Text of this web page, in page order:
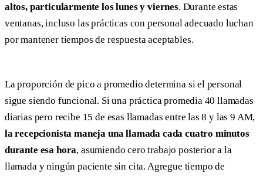
altos, particularmente los lunes y viernes. Durante estas
ventanas, incluso las prácticas con personal adecuado luchan
por mantener tiempos de respuesta aceptables.
La proporción de pico a promedio determina si el personal
sigue siendo funcional. Si una práctica promedia 40 llamadas
diarias pero recibe 15 de esas llamadas entre las 8 y las 9 AM,
la recepcionista maneja una llamada cada cuatro minutos
durante esa hora, asumiendo cero trabajo posterior a la
llamada y ningún paciente sin cita. Agregue tiempo de